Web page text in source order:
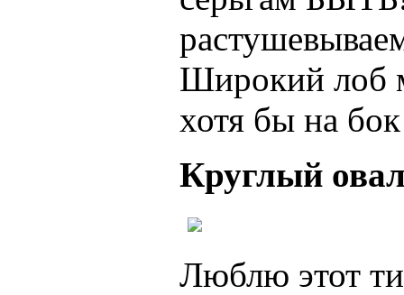
Широкий лоб
хотя бы на
Круглый
Люблю этот